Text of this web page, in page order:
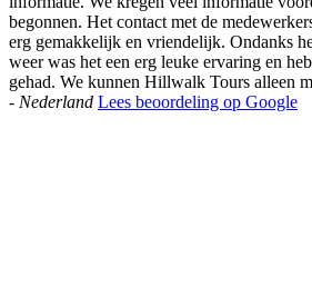
begonnen. Het contact met de
erg gemakkelijk en vriendelijk. Ondanks
weer was het een erg leuke ervaring en
gehad. We kunnen Hillwalk Tours alleen
- Nederland Lees beoordeling op Google